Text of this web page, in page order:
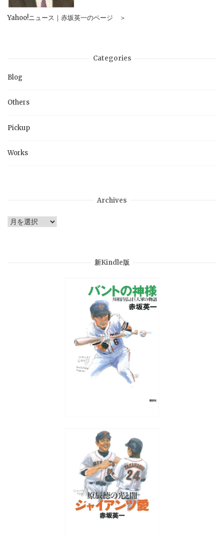
Yahoo!ニュース｜赤坂英一のページ ＞
Categories
Blog
Others
Pickup
Works
Archives
Archives
新Kindle版